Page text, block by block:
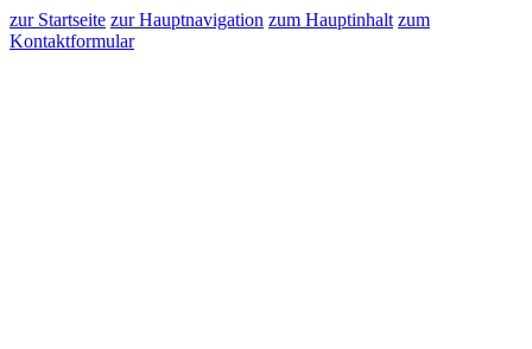
zur Startseite zur Hauptnavigation zum Hauptinhalt zum
Kontaktformular